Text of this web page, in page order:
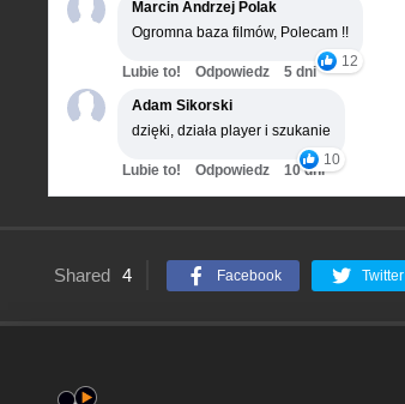
Marcin Andrzej Polak
Ogromna baza filmów, Polecam !!
12
Lubie to! Odpowiedz
5 dni
Adam Sikorski
dzięki, działa player i szukanie
10
Lubie to! Odpowiedz 10 dni
Shared 4 Facebook Twitter